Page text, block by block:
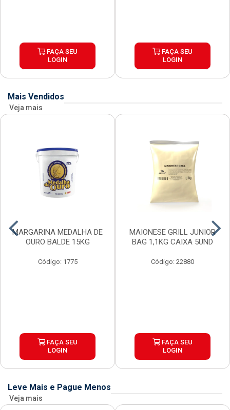
FAÇA SEU
LOGIN
FAÇA SEU
LOGIN
Mais Vendidos
Veja mais
MARGARINA MEDALHA DE
OURO BALDE 15KG
Código: 1775
FAÇA SEU
LOGIN
MAIONESE GRILL JUNIOR
BAG 1,1KG CAIXA 5UND
Código: 22880
FAÇA SEU
LOGIN
Leve Mais e Pague Menos
Veja mais